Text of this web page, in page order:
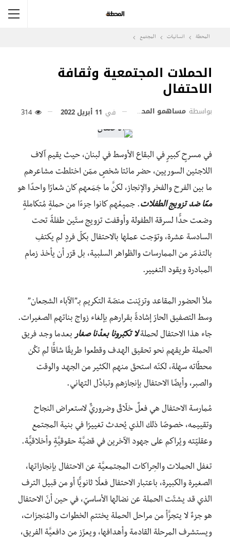
المحطة انسانيات المجتمع
الحملات المجتمعية وثقافة
الاحتفال
بواسطة مساهمو المحطة في 11 أبريل 2022 314
في مسرحٍ كبيرٍ في البقاع الأوسط في لبنان، حيث يقيم آلاف
اللاجئين السوريين، حضر مائتا شخصٍ ممّن اختلطت مشاعرهم
ما بين الفرح والفخر والإنجاز، لكنَّ ما جَمَعهم كان شعارًا واحدًا هو
معًا ضد تزويج الطفلات. جميعُهم كانوا جزءًا من حملةٍ مُتكاملةٍ
وضعت حدًّا لسرقة الطفولة وأوقفت تزويج ستّين طفلةً تحت
السادسة عشرة، وتوّجت عملها بالاحتفال بكلّ فردٍ لم يكتفِ
بالتذمّر من الممارسات والظواهر السلبية، بل قرّر أن يأخذ زمام
المبادرة ويقود التغيير.
ملأ الحضور المقاعد وتزيّنت منصّة التكريم بـ”الآباء الشجعان”
وسط التصفيق الحارّ إشادةً بقرارهم بإلغاء زواج بناتهم الصغيرات.
جاء هذا الاحتفال لحملةلا تكبّرونا بعدْنا صغاربعدما وجد فريق
الحملة طريقهم نحو تحقيق الهدف وقطعوا طريقًا شاقًّا لم تكُن
محطّاته سهلة، لكنّه استحقّ منهم الكثير من الجهد والوقت
والصبر، وأيضًا الاحتفال بإنجازهم وتبادُل التهاني.
مُمارسة الاحتفال هي فعلٌ خلّاقٌ وضروريٌّ لاستعراض النجاح
وتقييمه، خصوصًا ذلك الذي يُحدث تغييرًا في بنية المجتمع
وعقليّته ويُراكم على جهود الآخرين في قضيَّة حقوقيَّةٍ وأخلاقيًّة.
تغفل الحملات والحِراكات المجتمعيَّة عن الاحتفال بإنجازاتها،
الصغيرة والكبيرة، باعتبار الاحتفال فعلًا ثانويًّا أو من قبيل الترف
الذي قد يشتّت الحملة عن نضالها الأساسيّ، في حين أنّ الاحتفال
هو جزءٌ لا يتجزَّأ من مراحل الحملة يختتم الخطوات والمُنجزَات،
ويستشرف المرحلة القادمة وأهدافها، ويعزّز من دافعيَّة الفريق،